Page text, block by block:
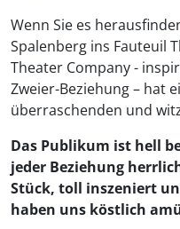
Wenn Sie es
Spalenberg ins Fauteuil
Theater Company -
Zweier-Beziehung – hat
überraschenden und
Das Publikum ist hell
jeder Beziehung
Stück, toll inszeniert
haben uns köstlich